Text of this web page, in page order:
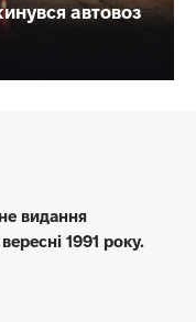
автовоз
видання
1991 року.